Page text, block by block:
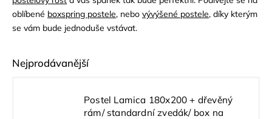
oblíbené boxspring postele, nebo vývýšené postele, díky kterým
se vám bude jednoduše vstávat.
Nejprodávanější
Postel Lamica 180x200 + dřevěný
rám/ standardní zvedák/ box na